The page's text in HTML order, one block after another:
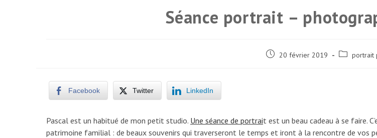
Séance portrait –
Post 20 février 2019
Post portrait
Facebook Twitter LinkedIn
Pascal est un habitué de mon petit studio. Une séance de portrait est un beau cadeau à se faire.
patrimoine familial : de beaux souvenirs qui traverseront le temps et iront à la rencontre de vos